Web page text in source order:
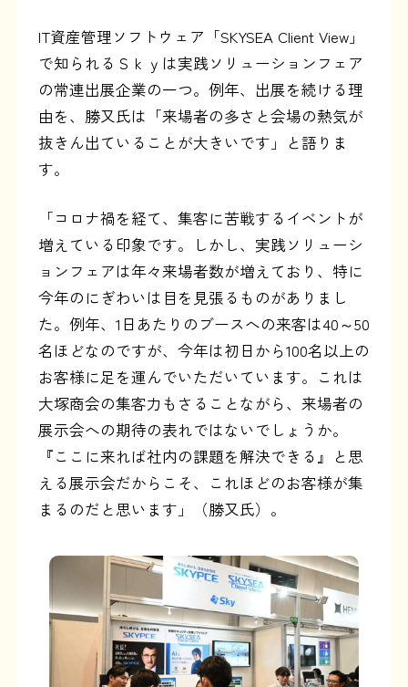
IT資産管理ソフトウェア「SKYSEA Client View」
で知られるＳｋｙは実践ソリューションフェア
の常連出展企業の一つ。例年、出展を続ける理
由を、勝又氏は「来場者の多さと会場の熱気が
抜きん出ていることが大きいです」と語りま
す。
「コロナ禍を経て、集客に苦戦するイベントが
増えている印象です。しかし、実践ソリューシ
ョンフェアは年々来場者数が増えており、特に
今年のにぎわいは目を見張るものがありまし
た。例年、1日あたりのブースへの来客は40～50
名ほどなのですが、今年は初日から100名以上の
お客様に足を運んでいただいています。これは
大塚商会の集客力もさることながら、来場者の
展示会への期待の表れではないでしょうか。
『ここに来れば社内の課題を解決できる』と思
える展示会だからこそ、これほどのお客様が集
まるのだと思います」（勝又氏）。